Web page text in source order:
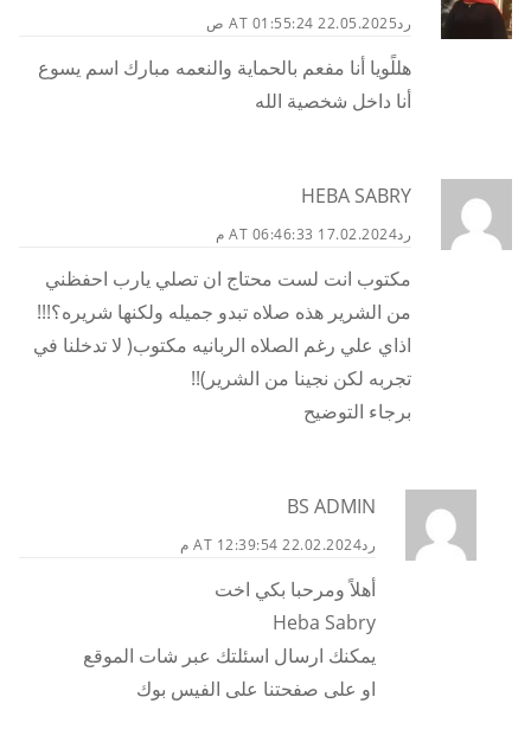
22.05.2025 AT 01:55:24 صرد
هللًويا أنا مفعم بالحماية والنعمه مبارك اسم يسوع
أنا داخل شخصية الله
HEBA SABRY
17.02.2024 AT 06:46:33 مرد
مكتوب انت لست محتاج ان تصلي يارب احفظني
من الشرير هذه صلاه تبدو جميله ولكنها شريره؟!!!
اذاي علي رغم الصلاه الربانيه مكتوب( لا تدخلنا في
تجربه لكن نجينا من الشرير)!!
برجاء التوضيح
BS ADMIN
22.02.2024 AT 12:39:54 مرد
أهلاً ومرحبا بكي اخت
Heba Sabry
يمكنك ارسال اسئلتك عبر شات الموقع
او على صفحتنا على الفيس بوك